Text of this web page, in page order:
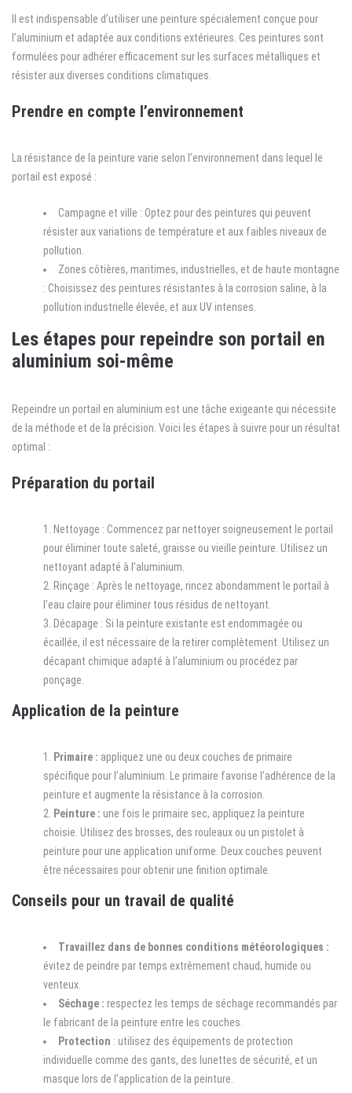
Il est indispensable d’utiliser une peinture spécialement conçue pour
l’aluminium et adaptée aux conditions extérieures. Ces peintures sont
formulées pour adhérer efficacement sur les surfaces métalliques et
résister aux diverses conditions climatiques.
Prendre en compte l’environnement
La résistance de la peinture varie selon l’environnement dans lequel le
portail est exposé :
Campagne et ville : Optez pour des peintures qui peuvent
résister aux variations de température et aux faibles niveaux de
pollution.
Zones côtières, maritimes, industrielles, et de haute montagne
: Choisissez des peintures résistantes à la corrosion saline, à la
pollution industrielle élevée, et aux UV intenses.
Les étapes pour repeindre son portail en
aluminium soi-même
Repeindre un portail en aluminium est une tâche exigeante qui nécessite
de la méthode et de la précision. Voici les étapes à suivre pour un résultat
optimal :
Préparation du portail
Nettoyage : Commencez par nettoyer soigneusement le portail
pour éliminer toute saleté, graisse ou vieille peinture. Utilisez un
nettoyant adapté à l’aluminium.
Rinçage : Après le nettoyage, rincez abondamment le portail à
l’eau claire pour éliminer tous résidus de nettoyant.
Décapage : Si la peinture existante est endommagée ou
écaillée, il est nécessaire de la retirer complètement. Utilisez un
décapant chimique adapté à l’aluminium ou procédez par
ponçage.
Application de la peinture
Primaire : appliquez une ou deux couches de primaire
spécifique pour l’aluminium. Le primaire favorise l’adhérence de la
peinture et augmente la résistance à la corrosion.
Peinture : une fois le primaire sec, appliquez la peinture
choisie. Utilisez des brosses, des rouleaux ou un pistolet à
peinture pour une application uniforme. Deux couches peuvent
être nécessaires pour obtenir une finition optimale.
Conseils pour un travail de qualité
Travaillez dans de bonnes conditions météorologiques :
évitez de peindre par temps extrêmement chaud, humide ou
venteux.
Séchage : respectez les temps de séchage recommandés par
le fabricant de la peinture entre les couches.
Protection : utilisez des équipements de protection
individuelle comme des gants, des lunettes de sécurité, et un
masque lors de l’application de la peinture.